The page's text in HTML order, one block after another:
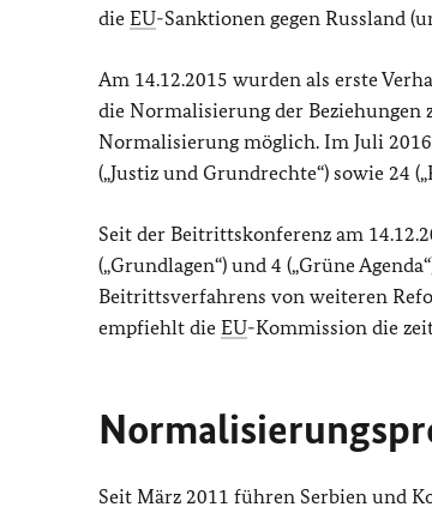
die EU-Sanktionen gegen Russland
Am 14.12.2015 wurden als erste
die Normalisierung der
Normalisierung möglich. Im Juli
(„Justiz und Grundrechte“) sowie 24
Seit der Beitrittskonferenz am
(„Grundlagen“) und 4 („Grüne
Beitrittsverfahrens von weiteren
empfiehlt die EU-Kommission die
Seit März 2011 führen Serbien und